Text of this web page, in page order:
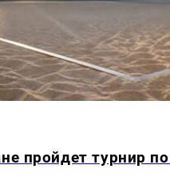
пройдет турнир